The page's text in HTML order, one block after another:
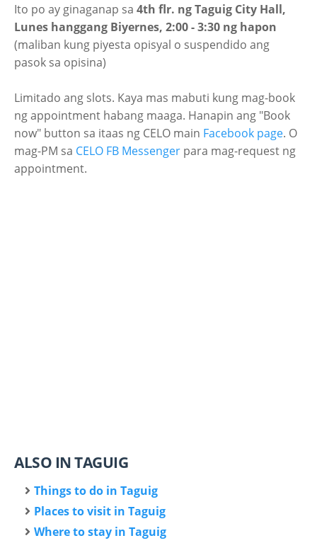
Ito po ay ginaganap sa 4th flr. ng Taguig City Hall,
Lunes hanggang Biyernes, 2:00 - 3:30 ng hapon
(maliban kung piyesta opisyal o suspendido ang
pasok sa opisina)
Limitado ang slots. Kaya mas mabuti kung mag-book
ng appointment habang maaga. Hanapin ang "Book
now" button sa itaas ng CELO main Facebook page. O
mag-PM sa CELO FB Messenger para mag-request ng
appointment.
ALSO IN TAGUIG
Things to do in Taguig
Places to visit in Taguig
Where to stay in Taguig